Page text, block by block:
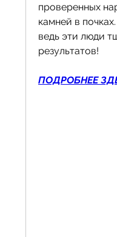
проверенных
камней в
ведь эти люди
результатов!
ПОДРОБНЕЕ